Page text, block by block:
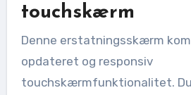
touchskærm
Denne erstatningsskærm
opdateret og responsiv
touchskærmfunktionalitet.